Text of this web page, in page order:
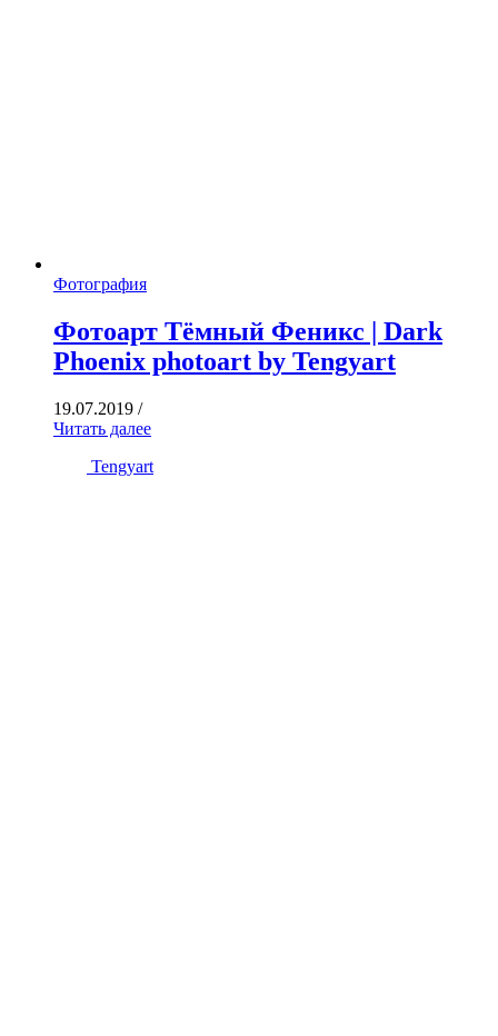
Фотография
Фотоарт Тёмный Феникс | Dark
Phoenix photoart by Tengyart
19.07.2019 /
Читать далее
Tengyart